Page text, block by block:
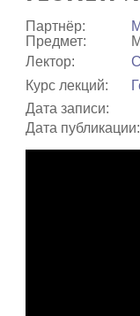
Партнёр:
Предмет:
Лектор:
Курс лекций:
Дата записи:
Дата публикации: